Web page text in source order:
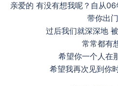
亲爱的 有没有想我呢？自从
带你出
过后我们就深深地
常常都有
希望你一个人在
希望我再次见到你